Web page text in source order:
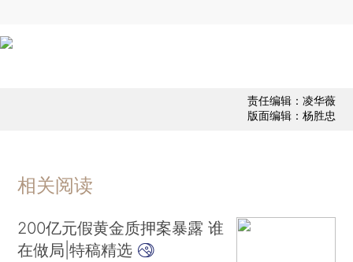
责任编辑：凌华薇
版面编辑：杨胜忠
相关阅读
200亿元假黄金质押案暴露 谁
在做局|特稿精选